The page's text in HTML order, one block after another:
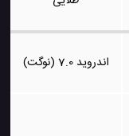
اندروید 7.0 (نوگت)